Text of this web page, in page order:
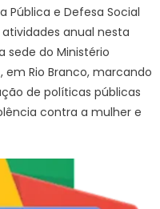
Pública e Defesa Social
anual nesta
sede do Ministério
em Rio Branco, marcando
de políticas públicas
contra a mulher e